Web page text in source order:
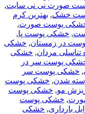
صورت نی نی سایت,
خشک, بهترین کرم
خشکی پوست صورت,
, خشکی پوست پا,
در زمستان, خشکی
مردان, خشکی
پوست سر در
, خشکی پوست سر
شدن, خشکی پوست
مو, خشکی پوست
, خشکی پوست
بارداری, خشکی